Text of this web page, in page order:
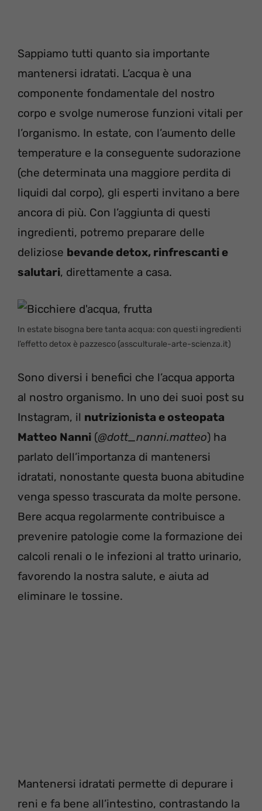
Sappiamo tutti quanto sia importante
mantenersi idratati. L’acqua è una
componente fondamentale del nostro
corpo e svolge numerose funzioni vitali per
l’organismo. In estate, con l’aumento delle
temperature e la conseguente sudorazione
(che determinata una maggiore perdita di
liquidi dal corpo), gli esperti invitano a bere
ancora di più. Con l’aggiunta di questi
ingredienti, potremo preparare delle
deliziose bevande detox, rinfrescanti e
salutari, direttamente a casa.
In estate bisogna bere tanta acqua: con questi ingredienti
l’effetto detox è pazzesco (assculturale-arte-scienza.it)
Sono diversi i benefici che l’acqua apporta
al nostro organismo. In uno dei suoi post su
Instagram, il nutrizionista e osteopata
Matteo Nanni (@dott_nanni.matteo) ha
parlato dell’importanza di mantenersi
idratati, nonostante questa buona abitudine
venga spesso trascurata da molte persone.
Bere acqua regolarmente contribuisce a
prevenire patologie come la formazione dei
calcoli renali o le infezioni al tratto urinario,
favorendo la nostra salute, e aiuta ad
eliminare le tossine.
Mantenersi idratati permette di depurare i
reni e fa bene all’intestino, contrastando la